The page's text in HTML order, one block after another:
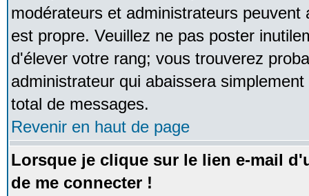
modérateurs et administrateurs
est propre. Veuillez ne pas poster
d'élever votre rang; vous trouverez
administrateur qui abaissera
total de messages.
Revenir en haut de page
Lorsque je clique sur le lien e-mail
de me connecter !